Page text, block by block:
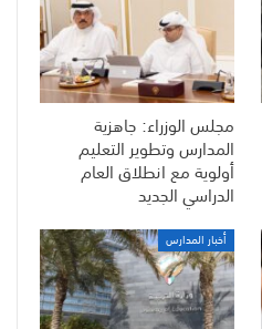
مجلس الوزراء: جاهزية
المدارس وتطوير التعليم
أولوية مع انطلاق العام
الدراسي الجديد
أخبار المدارس